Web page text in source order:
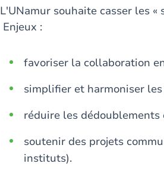
L'UNamur souhaite casser les
Enjeux :
favoriser la collaboration
simplifier et harmoniser
réduire les
soutenir des projets
instituts).